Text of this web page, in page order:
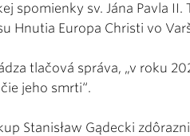
spomienky sv. Jána Pavla
Hnutia Europa Christi vo
tlačová správa, „v roku
jeho smrti“.
Stanisław Gądecki